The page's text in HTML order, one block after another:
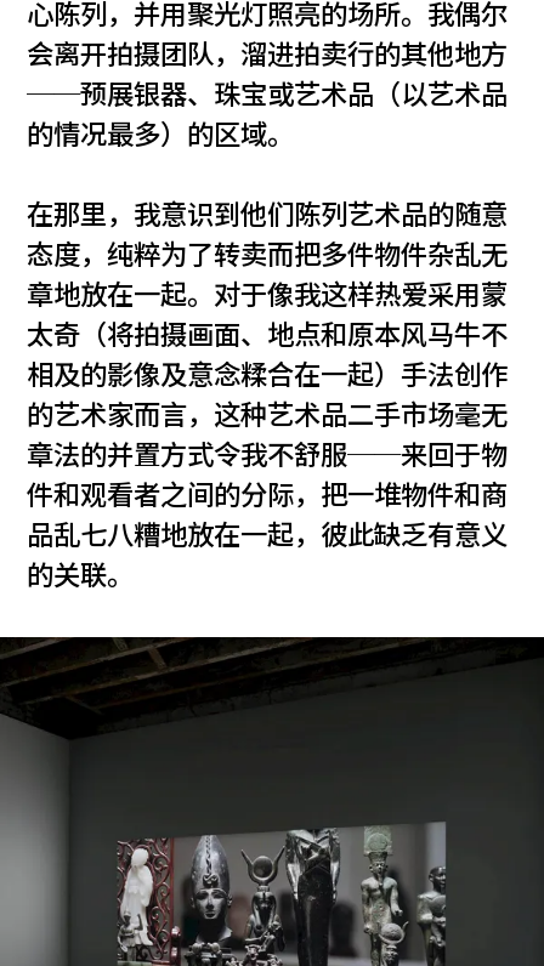
心陈列，并用聚光灯照亮的场所。我偶尔
会离开拍摄团队，溜进拍卖行的其他地方
──预展银器、珠宝或艺术品（以艺术品
的情况最多）的区域。
在那里，我意识到他们陈列艺术品的随意
态度，纯粹为了转卖而把多件物件杂乱无
章地放在一起。对于像我这样热爱采用蒙
太奇（将拍摄画面、地点和原本风马牛不
相及的影像及意念糅合在一起）手法创作
的艺术家而言，这种艺术品二手市场毫无
章法的并置方式令我不舒服──来回于物
件和观看者之间的分际，把一堆物件和商
品乱七八糟地放在一起，彼此缺乏有意义
的关联。